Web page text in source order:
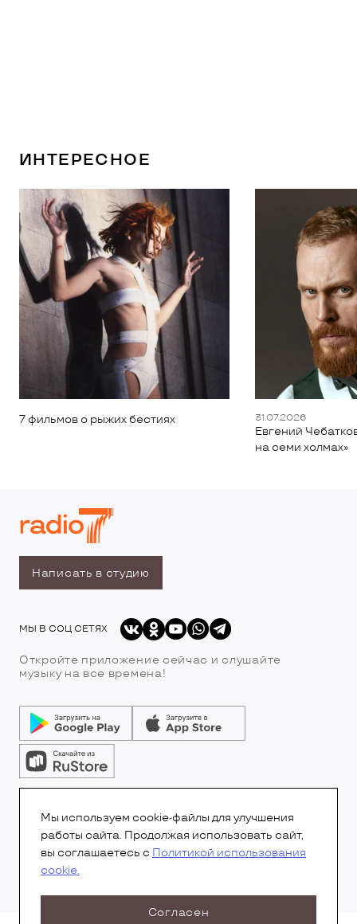
ИНТЕРЕСНОЕ
7 фильмов о рыжих бестиях 31.07.2026
Евгений
на семи холмах»
Написать в студию
МЫ В СОЦ СЕТЯХ
Откройте приложение сейчас и слушайте
музыку на все времена!
© Все права защищены.Copyright 2026© Радио 7
Мы используем cookie-файлы для улучшения
работы сайта. Продолжая использовать сайт,
вы соглашаетесь с Политикой использования
cookie.
Согласен